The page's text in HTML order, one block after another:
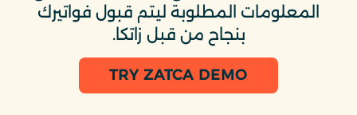
المعلومات المطلوبة ليتم قبول فواتيرك
بنجاح من قبل زاتكا.
TRY ZATCA DEMO